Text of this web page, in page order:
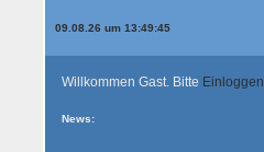
09.08.26 um 13:49:45
Willkommen Gast. Bitte Einloggen
News: